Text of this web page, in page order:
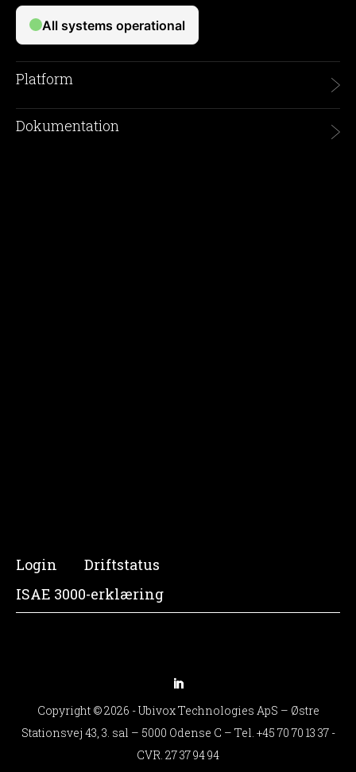
Platform
Dokumentation
Login
Driftstatus
ISAE 3000-erklæring
Copyright © 2026 - Ubivox Technologies ApS – Østre
Stationsvej 43, 3. sal – 5000 Odense C – Tel. +45 70 70 13 37-
CVR. 27 37 94 94